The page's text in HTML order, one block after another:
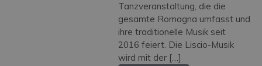
Tanzveranstaltung, die die
gesamte Romagna umfasst und
ihre traditionelle Musik seit
2016 feiert. Die Liscio-Musik
wird mit der […]